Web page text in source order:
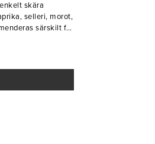
skära
selleri, morot,
särskilt för
mängd andra